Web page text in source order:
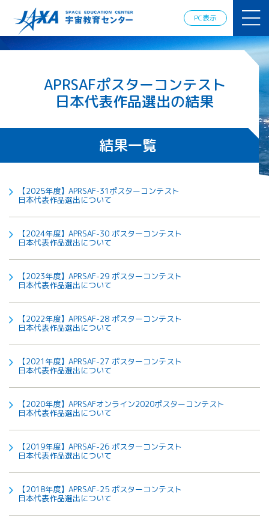
PC表示
ミー
ロスペース
情報の発
信
宇宙を活用
体験的学
習機会の
際）
地域宇宙機
All 分科会
教育 for All
分科会 年次
APRSAFポス
ターコンテ
ISEB（国際
ISEB学生派
ム
APRSAFポスターコンテスト
日本代表作品選出の結果
結果一覧
【2025年度】APRSAF-31ポスターコンテスト
日本代表作品選出について
【2024年度】APRSAF-30 ポスターコンテスト
日本代表作品選出について
【2023年度】APRSAF-29 ポスターコンテスト
日本代表作品選出について
【2022年度】APRSAF-28 ポスターコンテスト
日本代表作品選出について
【2021年度】APRSAF-27 ポスターコンテスト
日本代表作品選出について
【2020年度】APRSAFオンライン2020ポスターコンテスト
日本代表作品選出について
【2019年度】APRSAF-26 ポスターコンテスト
日本代表作品選出について
【2018年度】APRSAF-25 ポスターコンテスト
日本代表作品選出について